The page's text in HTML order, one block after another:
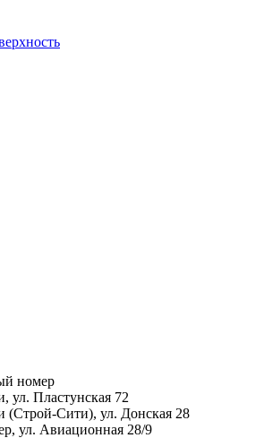
номер
ул. Пластунская 72
(Строй-Сити), ул. Донская 28
ул. Авиационная 28/9